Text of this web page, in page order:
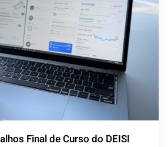
Final de Curso do DEISI